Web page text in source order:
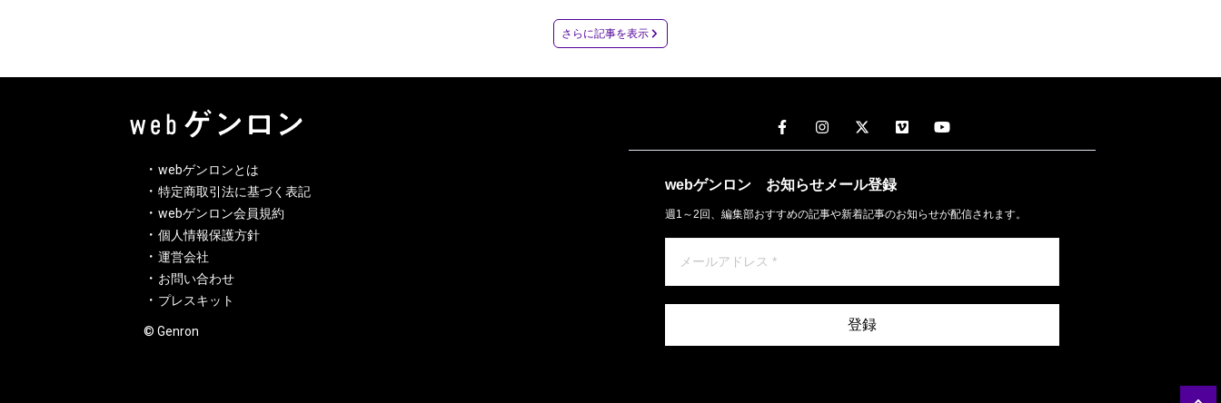
さらに記事を表示
webゲンロンとは
特定商取引法に基づく表記
webゲンロン会員規約
個人情報保護方針
運営会社
お問い合わせ
プレスキット
© Genron
webゲンロン お知らせメール登録
週1～2回、編集部おすすめの記事や新着記事のお知らせが配信されます。
登録